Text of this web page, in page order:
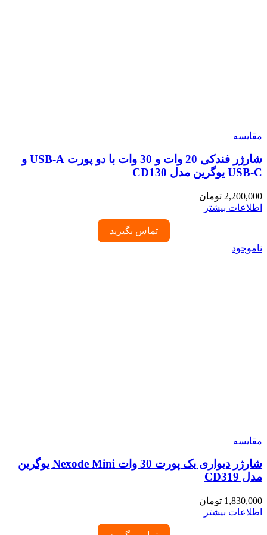
مقایسه
شارژر فندکی 20 وات و 30 وات با دو پورت USB-A و
USB-C یوگرین مدل CD130
2,200,000 تومان
اطلاعات بیشتر
تماس بگیرید
ناموجود
مقایسه
شارژر دیواری یک پورت 30 وات Nexode Mini یوگرین
مدل CD319
1,830,000 تومان
اطلاعات بیشتر